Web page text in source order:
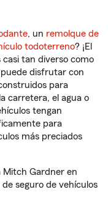
, un remolque de
todoterreno? ¡El
casi tan diverso como
disfrutar con
para
carretera, el agua o
tengan
para
más preciados
Mitch Gardner en
seguro de vehículos